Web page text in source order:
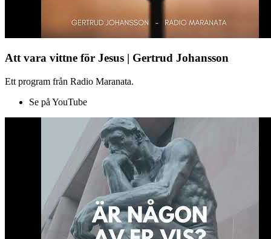
Att vara vittne för Jesus | Gertrud Johansson
Ett program från Radio Maranata.
Se på YouTube